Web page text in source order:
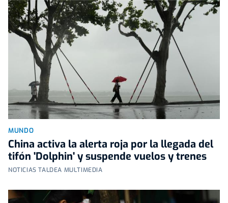
MUNDO
China activa la alerta roja por la llegada del
tifón 'Dolphin' y suspende vuelos y trenes
NOTICIAS TALDEA MULTIMEDIA